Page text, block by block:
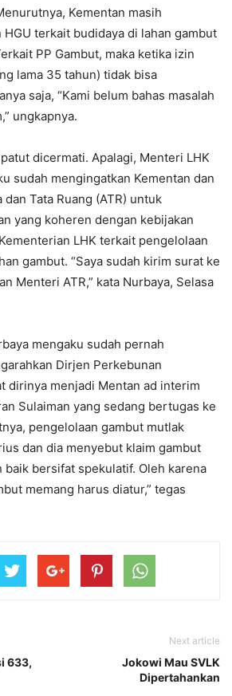
Kementan masih
terkait budidaya di lahan gambut
PP Gambut, maka ketika izin
lama 35 tahun) tidak bisa
saja, “Kami belum bahas masalah
ungkapnya.
dicermati. Apalagi, Menteri LHK
sudah mengingatkan Kementan dan
Tata Ruang (ATR) untuk
yang koheren dengan kebijakan
LHK terkait pengelolaan
gambut. “Saya sudah kirim surat ke
Menteri ATR,” kata Nurbaya, Selasa
mengaku sudah pernah
Dirjen Perkebunan
dirinya menjadi Mentan ad interim
Sulaiman yang sedang bertugas ke
pengelolaan gambut mutlak
dan dia menyebut klaim gambut
baik bersifat spekulatif. Oleh karena
memang harus diatur,” tegas
633,
Next article
Jokowi Mau SVLK
Dipertahankan